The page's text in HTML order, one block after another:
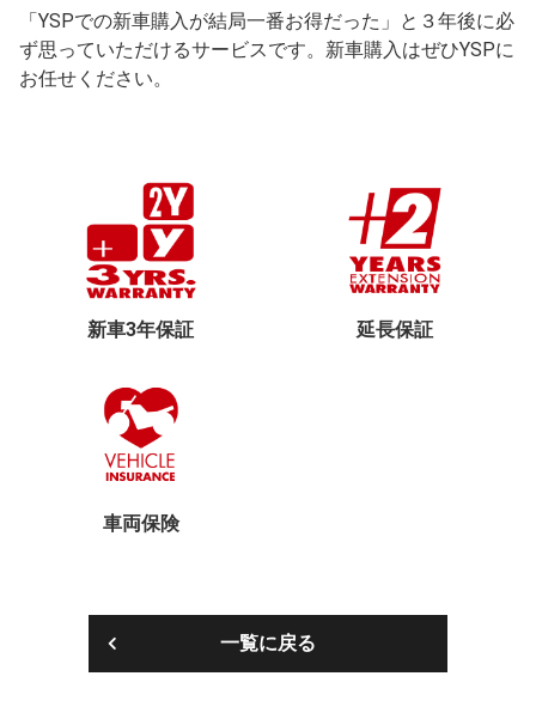
「YSPでの新車購入が結局一番お得だった」と３年後に必
ず思っていただけるサービスです。新車購入はぜひYSPに
お任せください。
新車3年保証 延長保証
車両保険
一覧に戻る